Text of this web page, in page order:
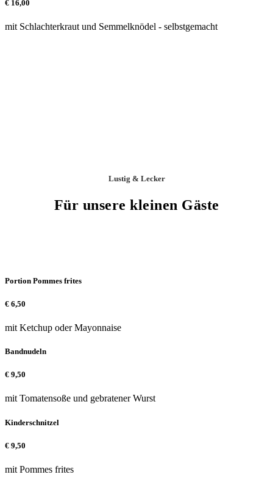
€ 16,00
mit Schlachterkraut und Semmelknödel - selbstgemacht
Lustig & Lecker
Für unsere kleinen Gäste
Portion Pommes frites
€ 6,50
mit Ketchup oder Mayonnaise
Bandnudeln
€ 9,50
mit Tomatensoße und gebratener Wurst
Kinderschnitzel
€ 9,50
mit Pommes frites